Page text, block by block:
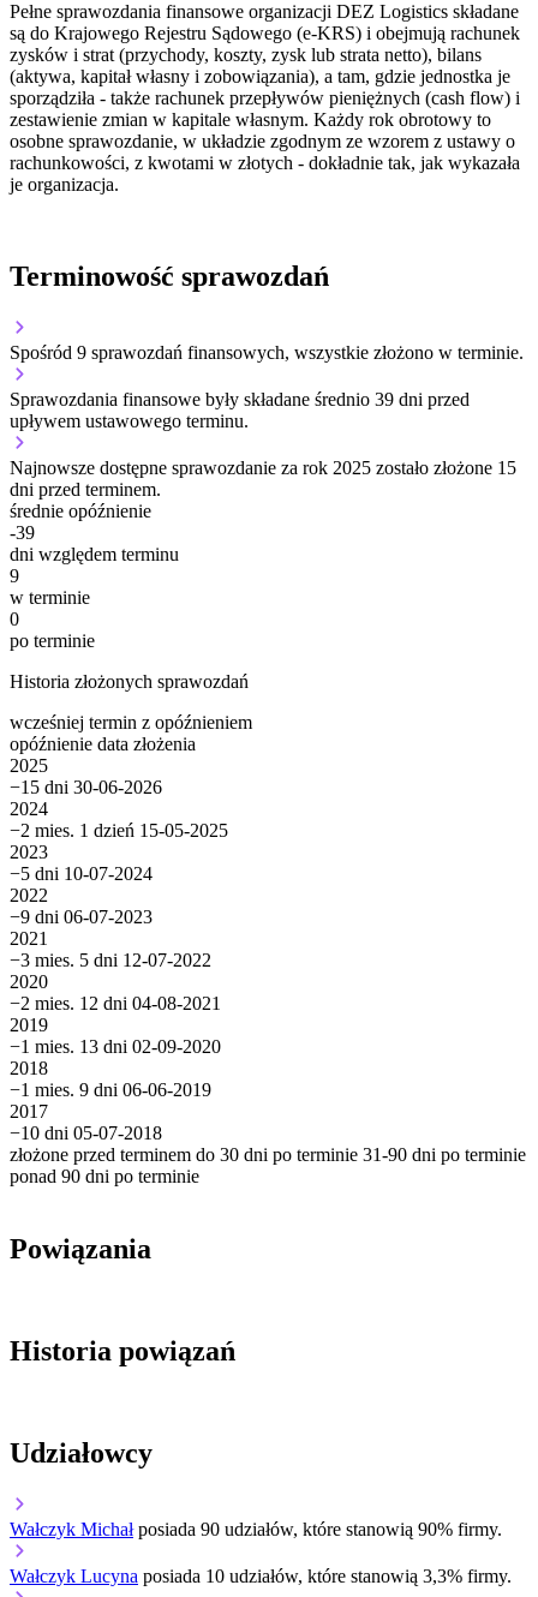
Pełne sprawozdania finansowe organizacji DEZ Logistics składane
są do Krajowego Rejestru Sądowego (e-KRS) i obejmują rachunek
zysków i strat (przychody, koszty, zysk lub strata netto), bilans
(aktywa, kapitał własny i zobowiązania), a tam, gdzie jednostka je
sporządziła - także rachunek przepływów pieniężnych (cash flow) i
zestawienie zmian w kapitale własnym. Każdy rok obrotowy to
osobne sprawozdanie, w układzie zgodnym ze wzorem z ustawy o
rachunkowości, z kwotami w złotych - dokładnie tak, jak wykazała
je organizacja.
Terminowość sprawozdań
Spośród 9 sprawozdań finansowych, wszystkie złożono w terminie.
Sprawozdania finansowe były składane średnio 39 dni przed
upływem ustawowego terminu.
Najnowsze dostępne sprawozdanie za rok 2025 zostało złożone 15
dni przed terminem.
średnie opóźnienie
-39
dni względem terminu
9
w terminie
0
po terminie
Historia złożonych sprawozdań
wcześniej termin z opóźnieniem
opóźnienie data złożenia
2025
−15 dni 30-06-2026
2024
−2 mies. 1 dzień 15-05-2025
2023
−5 dni 10-07-2024
2022
−9 dni 06-07-2023
2021
−3 mies. 5 dni 12-07-2022
2020
−2 mies. 12 dni 04-08-2021
2019
−1 mies. 13 dni 02-09-2020
2018
−1 mies. 9 dni 06-06-2019
2017
−10 dni 05-07-2018
złożone przed terminem do 30 dni po terminie 31-90 dni po terminie
ponad 90 dni po terminie
Powiązania
Historia powiązań
Udziałowcy
Wałczyk Michał posiada 90 udziałów, które stanowią 90% firmy.
Wałczyk Lucyna posiada 10 udziałów, które stanowią 3,3% firmy.